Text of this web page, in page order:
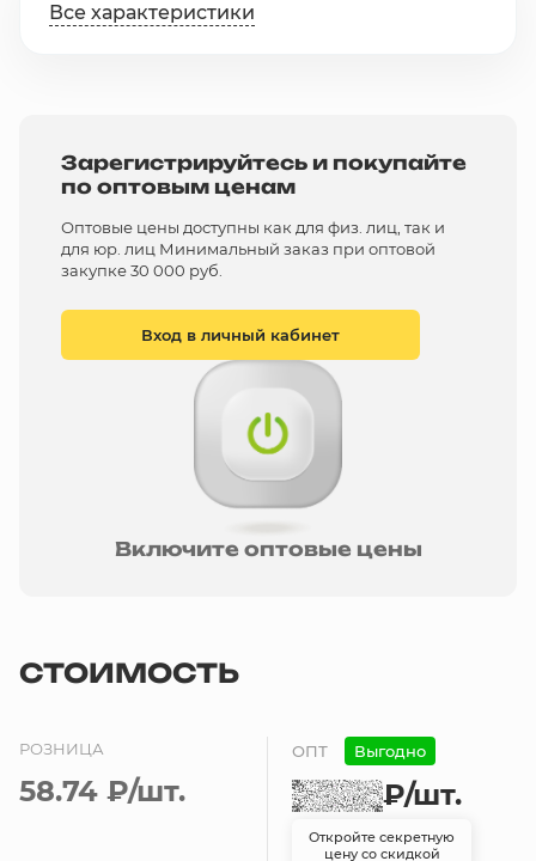
Все характеристики
Зарегистрируйтесь и покупайте
по оптовым ценам
Оптовые цены доступны как для физ. лиц, так и
для юр. лиц Минимальный заказ при оптовой
закупке 30 000 руб.
Вход в личный кабинет
Включите оптовые цены
СТОИМОСТЬ
РОЗНИЦА
58.74 ₽/шт.
ОПТ Выгодно
₽/шт.
Откройте секретную
цену со скидкой